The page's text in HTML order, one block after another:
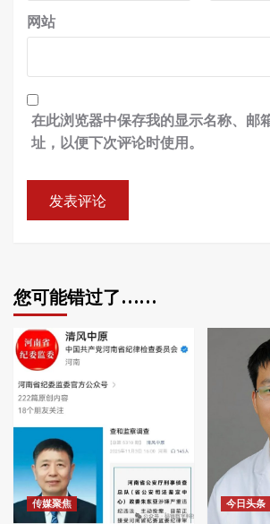
网站
在此浏览器中保存我的显示名称、邮
址，以便下次评论时使用。
您可能错过了……
传媒聚焦 今日头条